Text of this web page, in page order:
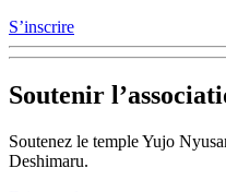
S’inscrire
Soutenir
Soutenez le temple Yujo
Deshimaru.